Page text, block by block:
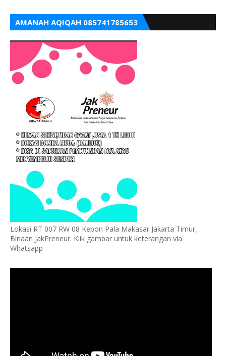
AMANAH AQIQAH 085741785653
Lokasi RT 007 RW 08 Kebon Pala Makasar Jakarta Timur,
Binaan JakPreneur. Klik gambar untuk keterangan via
Whatsapp